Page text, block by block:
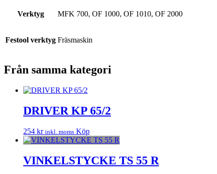
Verktyg MFK 700, OF 1000, OF 1010, OF 2000
Festool verktyg Fräsmaskin
Från samma kategori
DRIVER KP 65/2
254 kr inkl. moms Köp
VINKELSTYCKE TS 55 R